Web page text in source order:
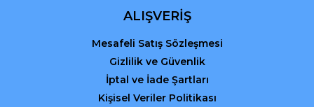
ALIŞVERİŞ
Mesafeli Satış Sözleşmesi
Gizlilik ve Güvenlik
İptal ve İade Şartları
Kişisel Veriler Politikası